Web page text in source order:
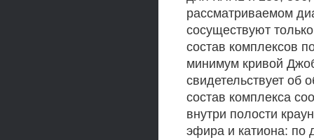
рассматриваемом
сосуществуют
состав комплексов
минимум кривой
свидетельствует об
состав комплекса
внутри полости
эфира и катиона: по